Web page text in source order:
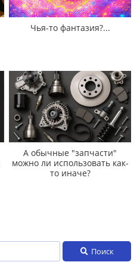
Чья-то фантазия?...
А обычные "запчасти"
можно ли использовать как-
то иначе?
Поиск